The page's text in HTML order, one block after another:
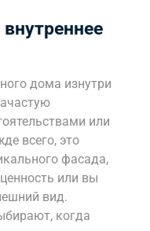
дома изнутри
или
всего, это
фасада,
или вы
вид.
когда